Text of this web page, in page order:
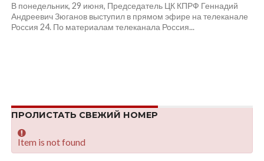
В понедельник, 29 июня, Председатель ЦК КПРФ Геннадий
Андреевич Зюганов выступил в прямом эфире на телеканале
Россия 24. По материалам телеканала Россия...
ПРОЛИСТАТЬ СВЕЖИЙ НОМЕР
Item is not found